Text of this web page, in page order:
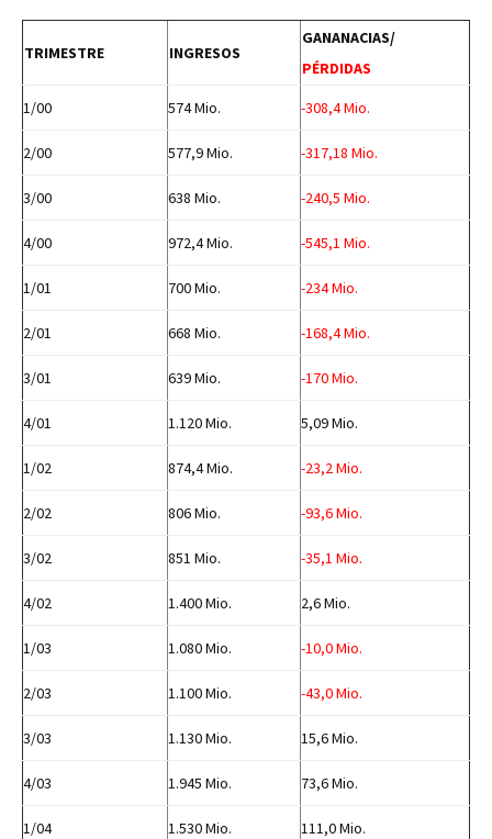
TRIMESTRE INGRESOS
GANANACIAS/
PÉRDIDAS
1/00
574 Mio. -308,4 Mio.
2/00 577,9 Mio. -317,18 Mio.
3/00 638 Mio. -240,5 Mio.
4/00 972,4 Mio. -545,1 Mio.
1/01 700 Mio. -234 Mio.
2/01 668 Mio. -168,4 Mio.
3/01 639 Mio. -170 Mio.
4/01 1.120 Mio. 5,09 Mio.
1/02 874,4 Mio. -23,2 Mio.
2/02 806 Mio. -93,6 Mio.
3/02 851 Mio. -35,1 Mio.
4/02 1.400 Mio. 2,6 Mio.
1/03 1.080 Mio. -10,0 Mio.
2/03 1.100 Mio. -43,0 Mio.
3/03 1.130 Mio. 15,6 Mio.
4/03 1.945 Mio. 73,6 Mio.
1/04 1.530 Mio. 111,0 Mio.